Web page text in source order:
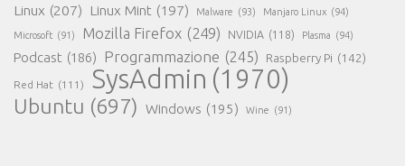
Linux (207) Linux Mint (197) Malware (93) Manjaro Linux (94)
Microsoft (91) Mozilla Firefox (249) NVIDIA (118) Plasma (94)
Podcast (186) Programmazione (245) Raspberry Pi (142)
Red Hat (111) SysAdmin (1970)
Ubuntu (697) Windows (195) Wine (91)